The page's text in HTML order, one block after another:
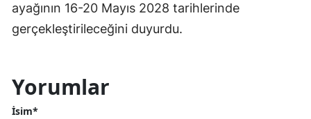
ayağının 16-20 Mayıs 2028 tarihlerinde
gerçekleştirileceğini duyurdu.
Yorumlar
İsim*